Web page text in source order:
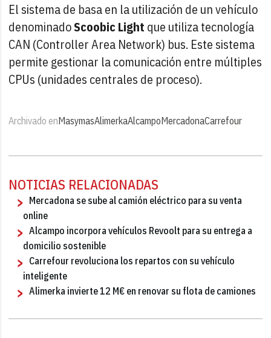
El sistema de basa en la utilización de un vehículo
denominadoScoobic Light que utiliza tecnología
CAN (Controller Area Network) bus. Este sistema
permite gestionar la comunicación entre múltiples
CPUs (unidades centrales de proceso).
Archivado enMasymasAlimerkaAlcampoMercadonaCarrefour
NOTICIAS RELACIONADAS
Mercadona se sube al camión eléctrico para su venta
online
Alcampo incorpora vehículos Revoolt para su entrega a
domicilio sostenible
Carrefour revoluciona los repartos con su vehículo
inteligente
Alimerka invierte 12 M€ en renovar su flota de camiones